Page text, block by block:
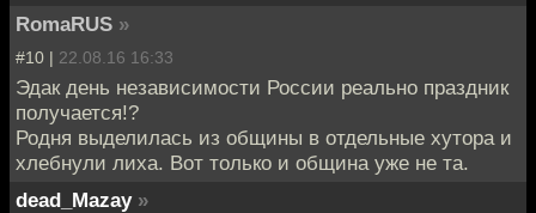
RomaRUS »
#10 | 22.08.16 16:33
Эдак день независимости России реально праздник
получается!?
Родня выделилась из общины в отдельные хутора и
хлебнули лиха. Вот только и община уже не та.
dead_Mazay »